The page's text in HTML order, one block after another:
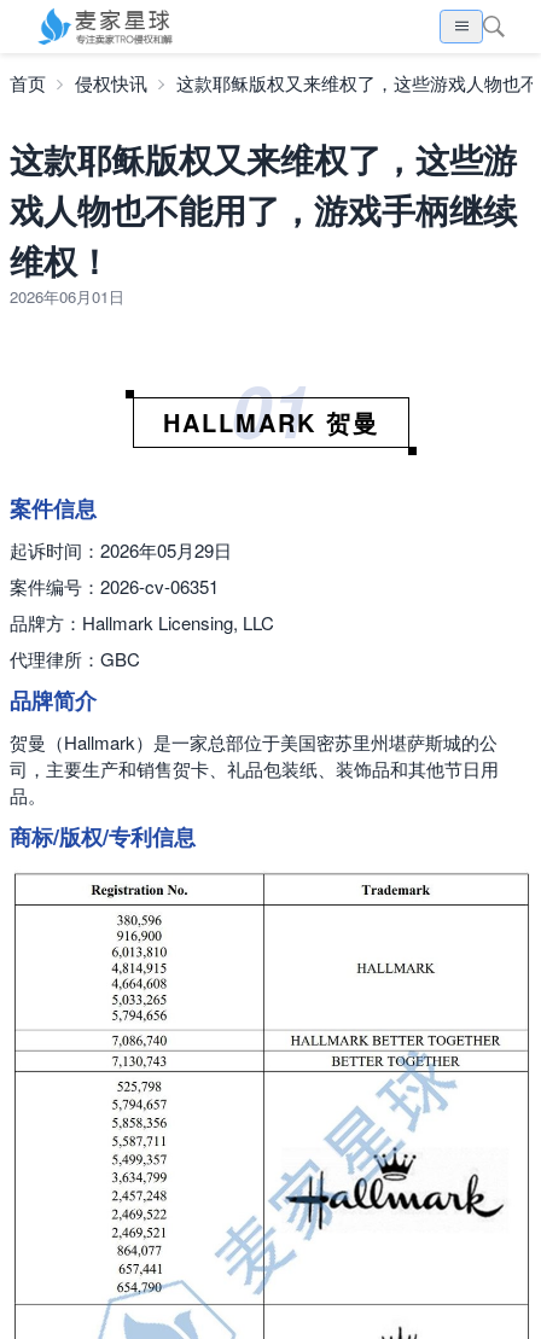
首页 侵权快讯 这款耶稣版权又来维权了，这些游戏人物也
这款耶稣版权又来维权了，这些游
戏人物也不能用了，游戏手柄继续
维权！
2026年06月01日
01
HALLMARK 贺曼
案件信息
起诉时间：2026年05月29日
案件编号：2026-cv-06351
品牌方：Hallmark Licensing, LLC
代理律所：GBC
品牌简介
贺曼（Hallmark）是一家总部位于美国密苏里州堪萨斯城的公
司，主要生产和销售贺卡、礼品包装纸、装饰品和其他节日用
品。
商标/版权/专利信息